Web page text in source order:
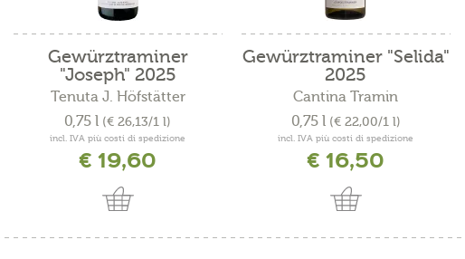
Gewürztraminer
"Joseph" 2025
Tenuta J. Höfstätter
0,75 l (€ 26,13/1 l)
incl. IVA più costi di spedizione
€ 19,60
Gewürztraminer "Selida"
2025
Cantina Tramin
0,75 l (€ 22,00/1 l)
incl. IVA più costi di spedizione
€ 16,50